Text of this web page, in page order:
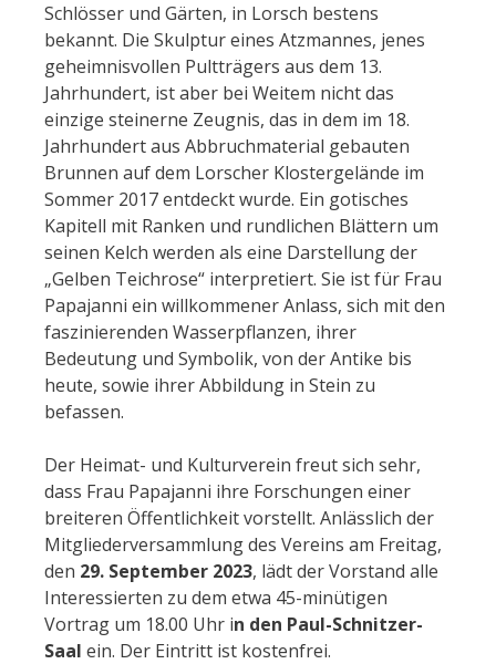
Schlösser und Gärten, in Lorsch bestens
bekannt. Die Skulptur eines Atzmannes, jenes
geheimnisvollen Pultträgers aus dem 13.
Jahrhundert, ist aber bei Weitem nicht das
einzige steinerne Zeugnis, das in dem im 18.
Jahrhundert aus Abbruchmaterial gebauten
Brunnen auf dem Lorscher Klostergelände im
Sommer 2017 entdeckt wurde. Ein gotisches
Kapitell mit Ranken und rundlichen Blättern um
seinen Kelch werden als eine Darstellung der
„Gelben Teichrose“ interpretiert. Sie ist für Frau
Papajanni ein willkommener Anlass, sich mit den
faszinierenden Wasserpflanzen, ihrer
Bedeutung und Symbolik, von der Antike bis
heute, sowie ihrer Abbildung in Stein zu
befassen.
Der Heimat- und Kulturverein freut sich sehr,
dass Frau Papajanni ihre Forschungen einer
breiteren Öffentlichkeit vorstellt. Anlässlich der
Mitgliederversammlung des Vereins am Freitag,
den 29. September 2023, lädt der Vorstand alle
Interessierten zu dem etwa 45-minütigen
Vortrag um 18.00 Uhr in den Paul-Schnitzer-
Saal ein. Der Eintritt ist kostenfrei.